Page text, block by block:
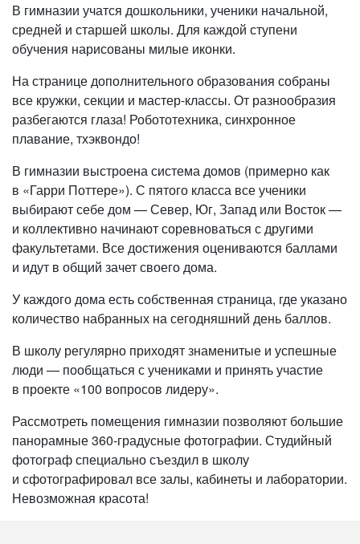
В гимназии учатся дошкольники, ученики начальной,
средней и старшей школы. Для каждой ступени
обучения нарисованы милые иконки.
На странице дополнительного образования собраны
все кружки, секции и мастер-классы. От разнообразия
разбегаются глаза! Робототехника, синхронное
плавание, тхэквондо!
В гимназии выстроена система домов (примерно как
в «Гарри Поттере»). С пятого класса все ученики
выбирают себе дом — Север, Юг, Запад или Восток —
и коллективно начинают соревноваться с другими
факультетами. Все достижения оцениваются баллами
и идут в общий зачет своего дома.
У каждого дома есть собственная страница, где указано
количество набранных на сегодняшний день баллов.
В школу регулярно приходят знаменитые и успешные
люди — пообщаться с учениками и принять участие
в проекте «100 вопросов лидеру».
Рассмотреть помещения гимназии позволяют большие
панорамные 360-градусные фотографии. Студийный
фотограф специально съездил в школу
и сфотографировал все залы, кабинеты и лаборатории.
Невозможная красота!